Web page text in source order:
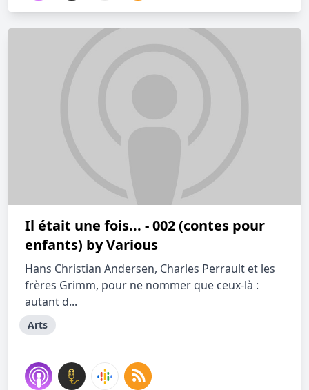
Il était une fois... - 002 (contes pour
enfants) by Various
Hans Christian Andersen, Charles Perrault et les
frères Grimm, pour ne nommer que ceux-là :
autant d...
Arts